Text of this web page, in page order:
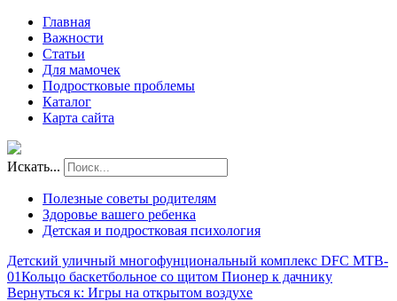
Главная
Важности
Статьи
Для мамочек
Подростковые проблемы
Каталог
Карта сайта
Искать...
Полезные советы родителям
Здоровье вашего ребенка
Детская и подростковая психология
Детский уличный многофунциональный комплекс DFC MTB-
01Кольцо баскетбольное со щитом Пионер к дачнику
Вернуться к: Игры на открытом воздухе